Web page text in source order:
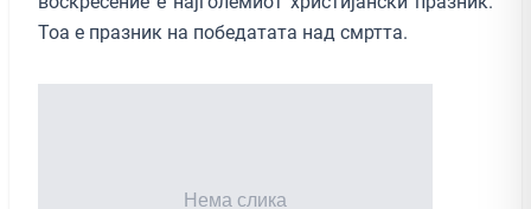
Тоа е празник на победатата над смртта.